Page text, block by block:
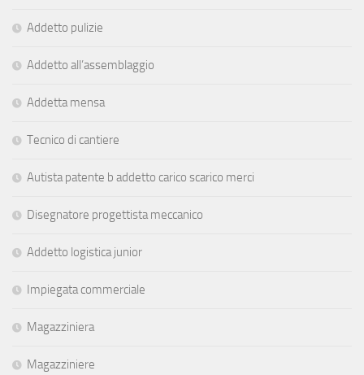
Addetto pulizie
Addetto all’assemblaggio
Addetta mensa
Tecnico di cantiere
Autista patente b addetto carico scarico merci
Disegnatore progettista meccanico
Addetto logistica junior
Impiegata commerciale
Magazziniera
Magazziniere